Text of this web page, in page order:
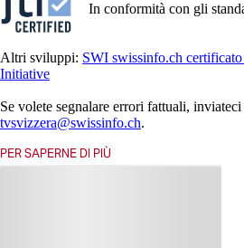
In conformità con gli
Altri sviluppi: SWI swissinfo.ch
Initiative
Se volete segnalare errori fattuali,
tvsvizzera@swissinfo.ch.
PER SAPERNE DI PIÙ